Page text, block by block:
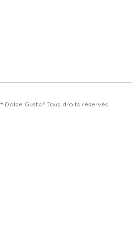
Dolce Gusto® Tous droits réservés.